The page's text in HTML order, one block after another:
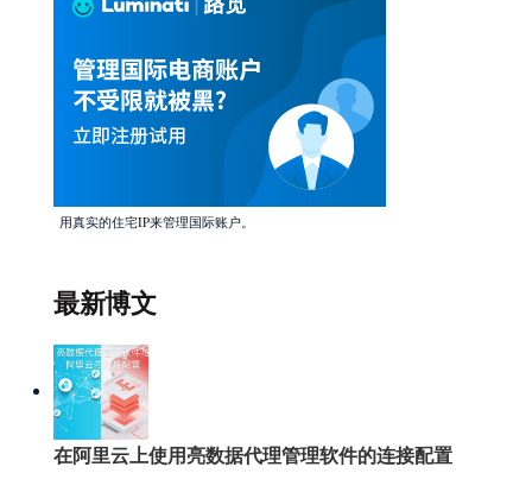
用真实的住宅IP来管理国际账户。
最新博文
在阿里云上使用亮数据代理管理软件的连接配置